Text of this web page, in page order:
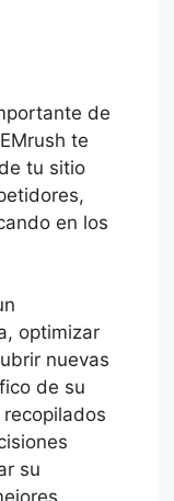
de
te
tu sitio
en los
optimizar
nuevas
de su
su